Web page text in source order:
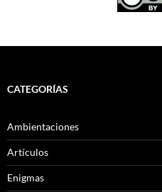
CATEGORÍAS
Ambientaciones
Artículos
Enigmas